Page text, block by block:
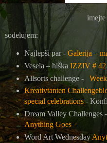
imejte
sodelujem:
Najlepši par - Galerija –
Vesela – hiška IZZIV # 42
Allsorts challenge -
Kreativtanten
special celebrations-
Dream Valley Challenges -
Anything Goes
Word Art Wednesday